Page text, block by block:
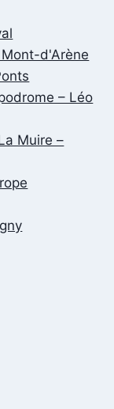
Mont-d'Arène
– Léo
Muire –